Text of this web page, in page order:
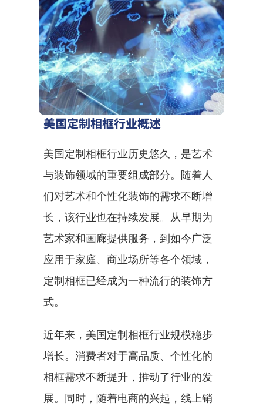
美国定制相框行业概述
美国定制相框行业历史悠久，是艺术
与装饰领域的重要组成部分。随着人
们对艺术和个性化装饰的需求不断增
长，该行业也在持续发展。从早期为
艺术家和画廊提供服务，到如今广泛
应用于家庭、商业场所等各个领域，
定制相框已经成为一种流行的装饰方
式。
近年来，美国定制相框行业规模稳步
增长。消费者对于高品质、个性化的
相框需求不断提升，推动了行业的发
展。同时，随着电商的兴起，线上销